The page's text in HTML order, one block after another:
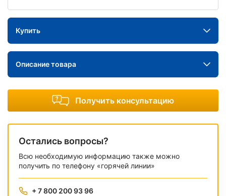
Купить
Описание товара
Получить консультацию
Остались вопросы?
Всю необходимую информацию также можно
получить по телефону «горячей линии»
+ 7 800 200 93 96